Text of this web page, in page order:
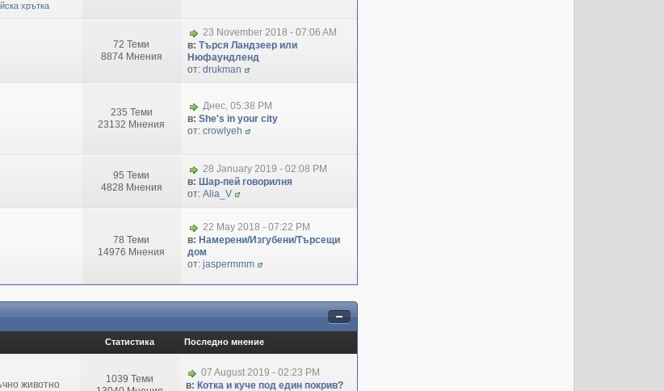
хрътка
72 Теми
8874 Мнения
23 November 2018 - 07:06 AM
в: Търся Ландзеер или
Нюфаундленд
от: drukman
235 Теми
23132 Мнения
Днес, 05:38 PM
в: She's in your city
от: crowlyeh
95 Теми
4828 Мнения
28 January 2019 - 02:08 PM
в: Шар-пей говорилня
от: Alia_V
78 Теми
14976 Мнения
22 May 2018 - 07:22 PM
в: Намерени/Изгубени/Търсещи
дом
от: jaspermmm
Статистика Последно мнение
животно
1039 Теми
07 August 2019 - 02:23 PM
в: Котка и куче под един покрив?